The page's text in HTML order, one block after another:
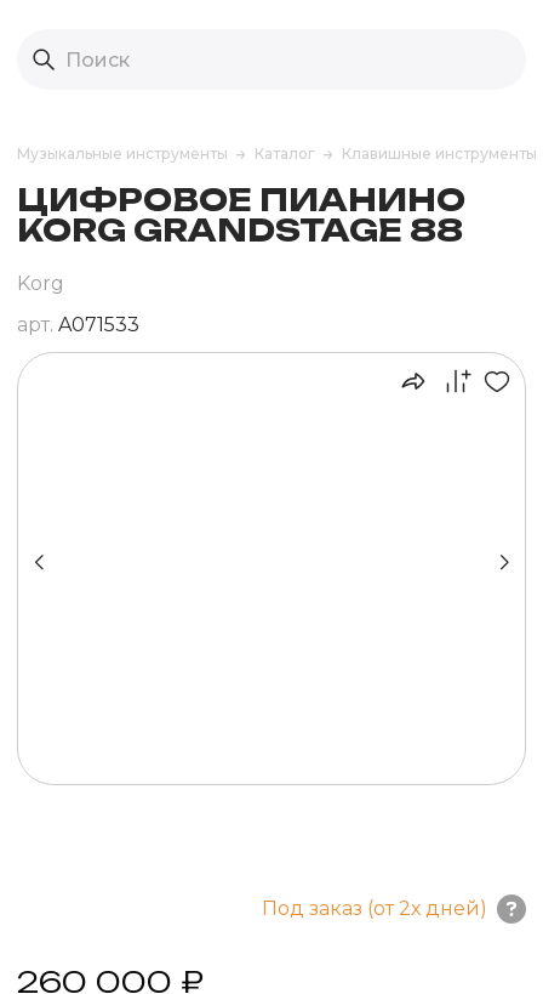
Музыкальные инструменты Каталог Клавишные инструменты
ЦИФРОВОЕ ПИАНИНО
KORG GRANDSTAGE 88
Korg
арт. A071533
Под заказ (от 2х дней)
260 000 ₽